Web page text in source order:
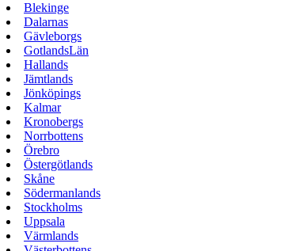
Blekinge
Dalarnas
Gävleborgs
GotlandsLän
Hallands
Jämtlands
Jönköpings
Kalmar
Kronobergs
Norrbottens
Örebro
Östergötlands
Skåne
Södermanlands
Stockholms
Uppsala
Värmlands